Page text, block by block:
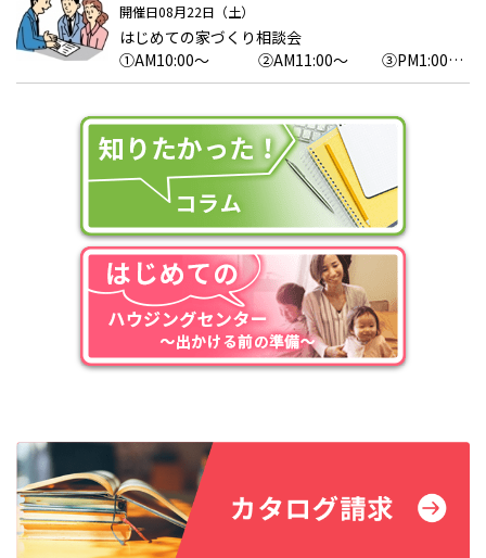
開催日08月22日（土）
はじめての家づくり相談会
①AM10:00～ ②AM11:00～ ③PM1:00
～ ④PM2:00～ ⑤PM3:00～